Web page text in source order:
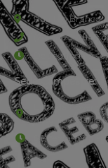
Rua Rio Branco,
(24) 3323-2848
De segunda à
Sede Campestre:
Estrada
Antônio – Barra
De terça-feira a